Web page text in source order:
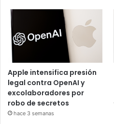
Apple intensifica presión
legal contra OpenAI y
excolaboradores por
robo de secretos
hace 3 semanas